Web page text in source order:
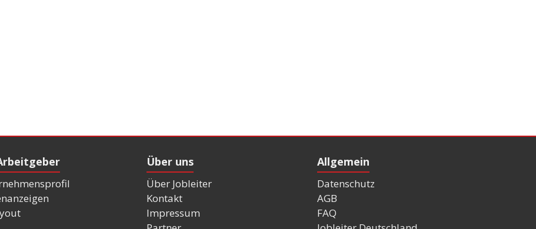
Über uns
Über Jobleiter
Kontakt
Impressum
Allgemein
Datenschutz
AGB
FAQ